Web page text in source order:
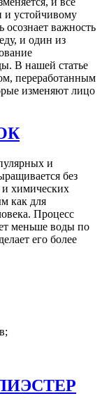
и устойчивому
важность
и один из
В нашей статье
переработанным
изменяют лицо
и
без
и химических
как для
Процесс
меньше воды по
его более